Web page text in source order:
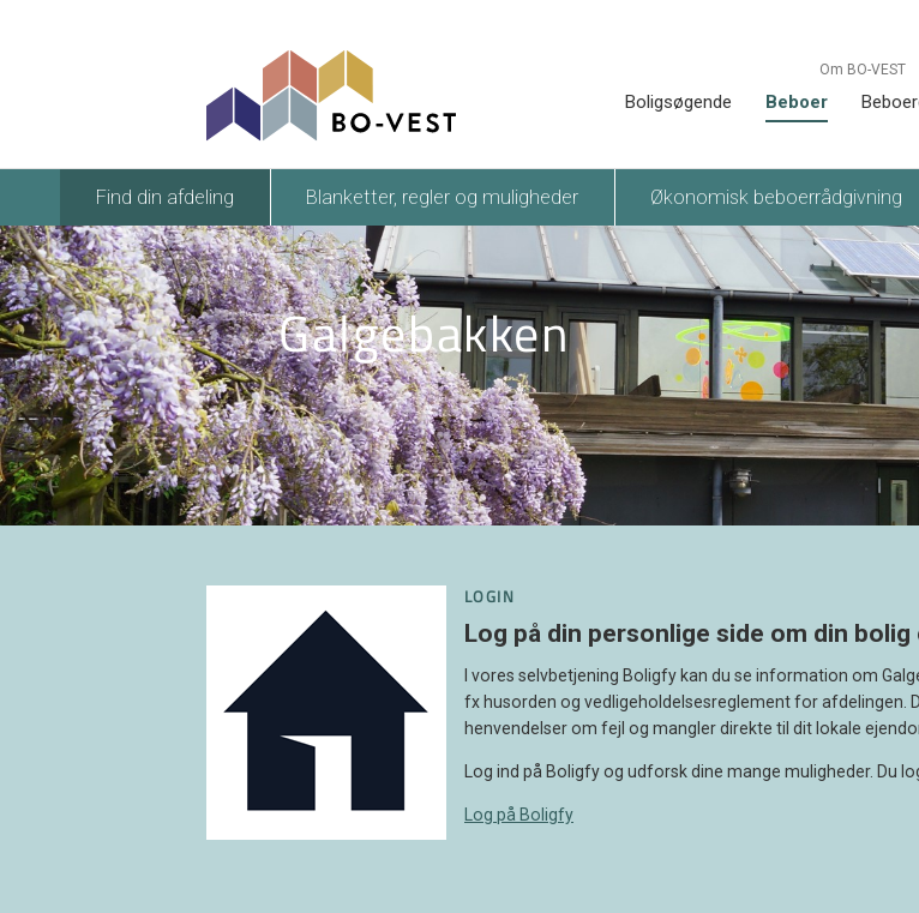
Om BO-VEST
Boligsøgende Beboer
Find din afdeling Blanketter, regler og muligheder Økonomisk beboerrådgivning
Galgebakken
LOGIN
Log på din personlige side om din
I vores selvbetjening Boligfy kan du se information om
fx husorden og vedligeholdelsesreglement for afdelingen.
henvendelser om fejl og mangler direkte til dit lokale
Log ind på Boligfy og udforsk dine mange muligheder. Du
Log på Boligfy